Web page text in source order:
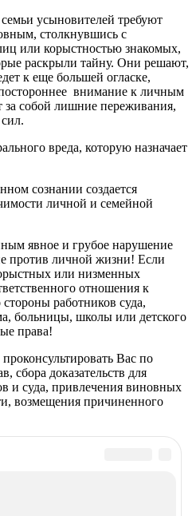
усыновителей требуют
столкнувшись с
или корыстностью знакомых,
раскрыли тайну. Они решают,
к еще большей огласке,
внимание к личным
собой лишние переживания,
вреда, которую назначает
сознании создается
личной и семейной
явное и грубое нарушение
против личной жизни! Если
или низменных
отношения к
работников суда,
больницы, школы или детского
права!
Вас по
сбора доказательств для
и суда, привлечения виновных
возмещения причиненного